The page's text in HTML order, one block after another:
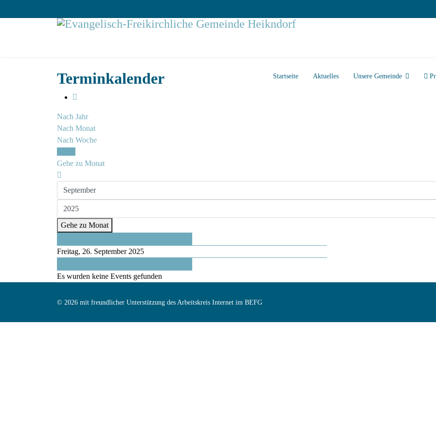
Startseite Aktuelles Unsere Gemeinde
Terminkalender
Nach Jahr
Nach Monat
Nach Woche
Gehe zu Monat
Gehe zu Monat
Freitag, 26. September 2025
Es wurden keine Events gefunden
© 2026 mit freundlicher Unterstützung des Arbeitskreis Internet im BEFG